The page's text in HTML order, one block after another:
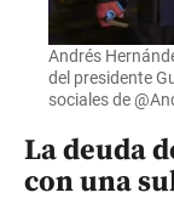
Andrés
del presidente
sociales de
La deuda
con una